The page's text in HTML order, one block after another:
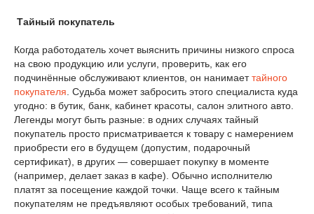
Тайный покупатель
Когда работодатель хочет выяснить причины низкого спроса
на свою продукцию или услуги, проверить, как его
подчинённые обслуживают клиентов, он нанимаеттайного
покупателя . Судьба может забросить этого специалиста куда
угодно: в бутик, банк, кабинет красоты, салон элитного авто.
Легенды могут быть разные: в одних случаях тайный
покупатель просто присматривается к товару с намерением
приобрести его в будущем (допустим, подарочный
сертификат), в других — совершает покупку в моменте
(например, делает заказ в кафе). Обычно исполнителю
платят за посещение каждой точки. Чаще всего к тайным
покупателям не предъявляют особых требований, типа